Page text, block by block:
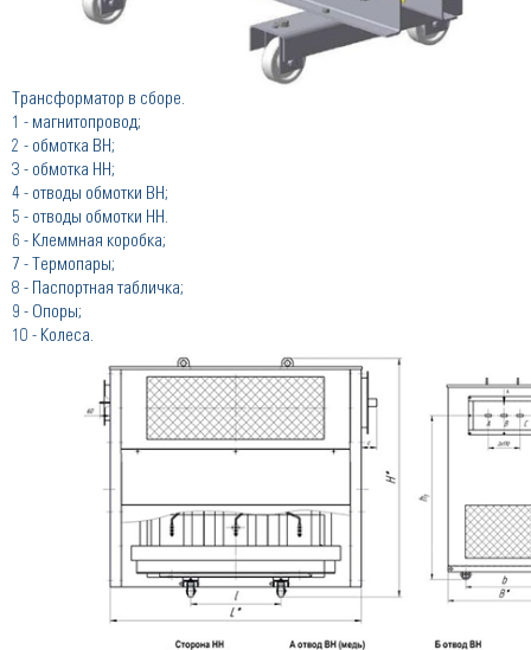
Трансформатор в сборе.
1 - магнитопровод;
2 - обмотка ВН;
3 - обмотка НН;
4 - отводы обмотки ВН;
5 - отводы обмотки НН.
6 - Клеммная коробка;
7 - Термопары;
8 - Паспортная табличка;
9 - Опоры;
10 - Колеса.